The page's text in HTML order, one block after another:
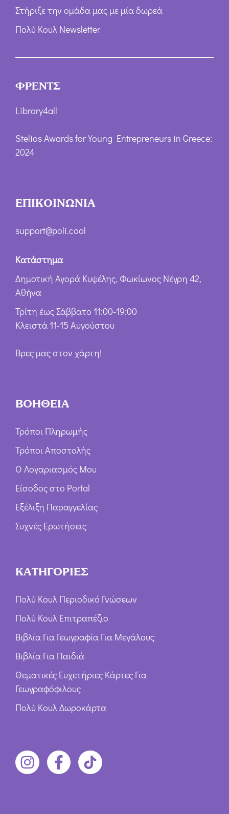
Στήριξε την ομάδα μας με μία δωρεά
Πολύ Κουλ Newsletter
ΦΡΕΝΤΣ
Library4all
Stelios Awards for Young Entrepreneurs in Greece:
2024
ΕΠΙΚΟΙΝΩΝΙΑ
support@poli.cool
Κατάστημα
Δημοτική Αγορά Κυψέλης, Φωκίωνος Νέγρη 42,
Αθήνα
Τρίτη έως Σάββατο 11:00-19:00
Κλειστά 11-15 Αυγούστου
Βρες μας στον χάρτη!
ΒΟΗΘΕΙΑ
Τρόποι Πληρωμής
Τρόποι Αποστολής
Ο Λογαριασμός Μου
Είσοδος στο Portal
Εξέλιξη Παραγγελίας
Συχνές Ερωτήσεις
ΚΑΤΗΓΟΡΙΕΣ
Πολύ Κουλ Περιοδικό Γνώσεων
Πολύ Κουλ Επιτραπέζιο
Βιβλία Για Γεωγραφία Για Μεγάλους
Βιβλία Για Παιδιά
Θεματικές Ευχετήριες Κάρτες Για
Γεωγραφόφιλους
Πολύ Κουλ Δωροκάρτα